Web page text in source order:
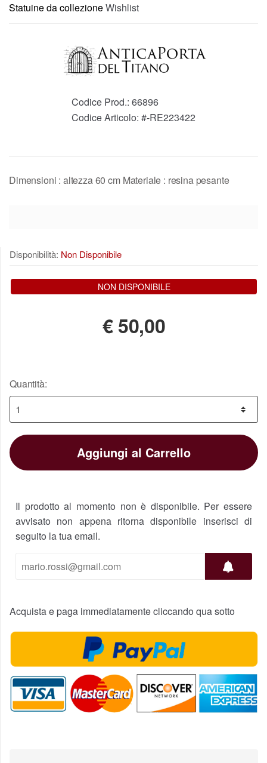
Statuine da collezioneWishlist
Codice Prod.: 66896
Codice Articolo: #-RE223422
Dimensioni : altezza 60 cm Materiale : resina pesante
Disponibilità: Non Disponibile
NON DISPONIBILE
€50,00
Quantità:
Aggiungi al Carrello
Il prodotto al momento non è disponibile. Per essere
avvisato non appena ritorna disponibile inserisci di
seguito la tua email.
Acquista e paga immediatamente cliccando qua sotto